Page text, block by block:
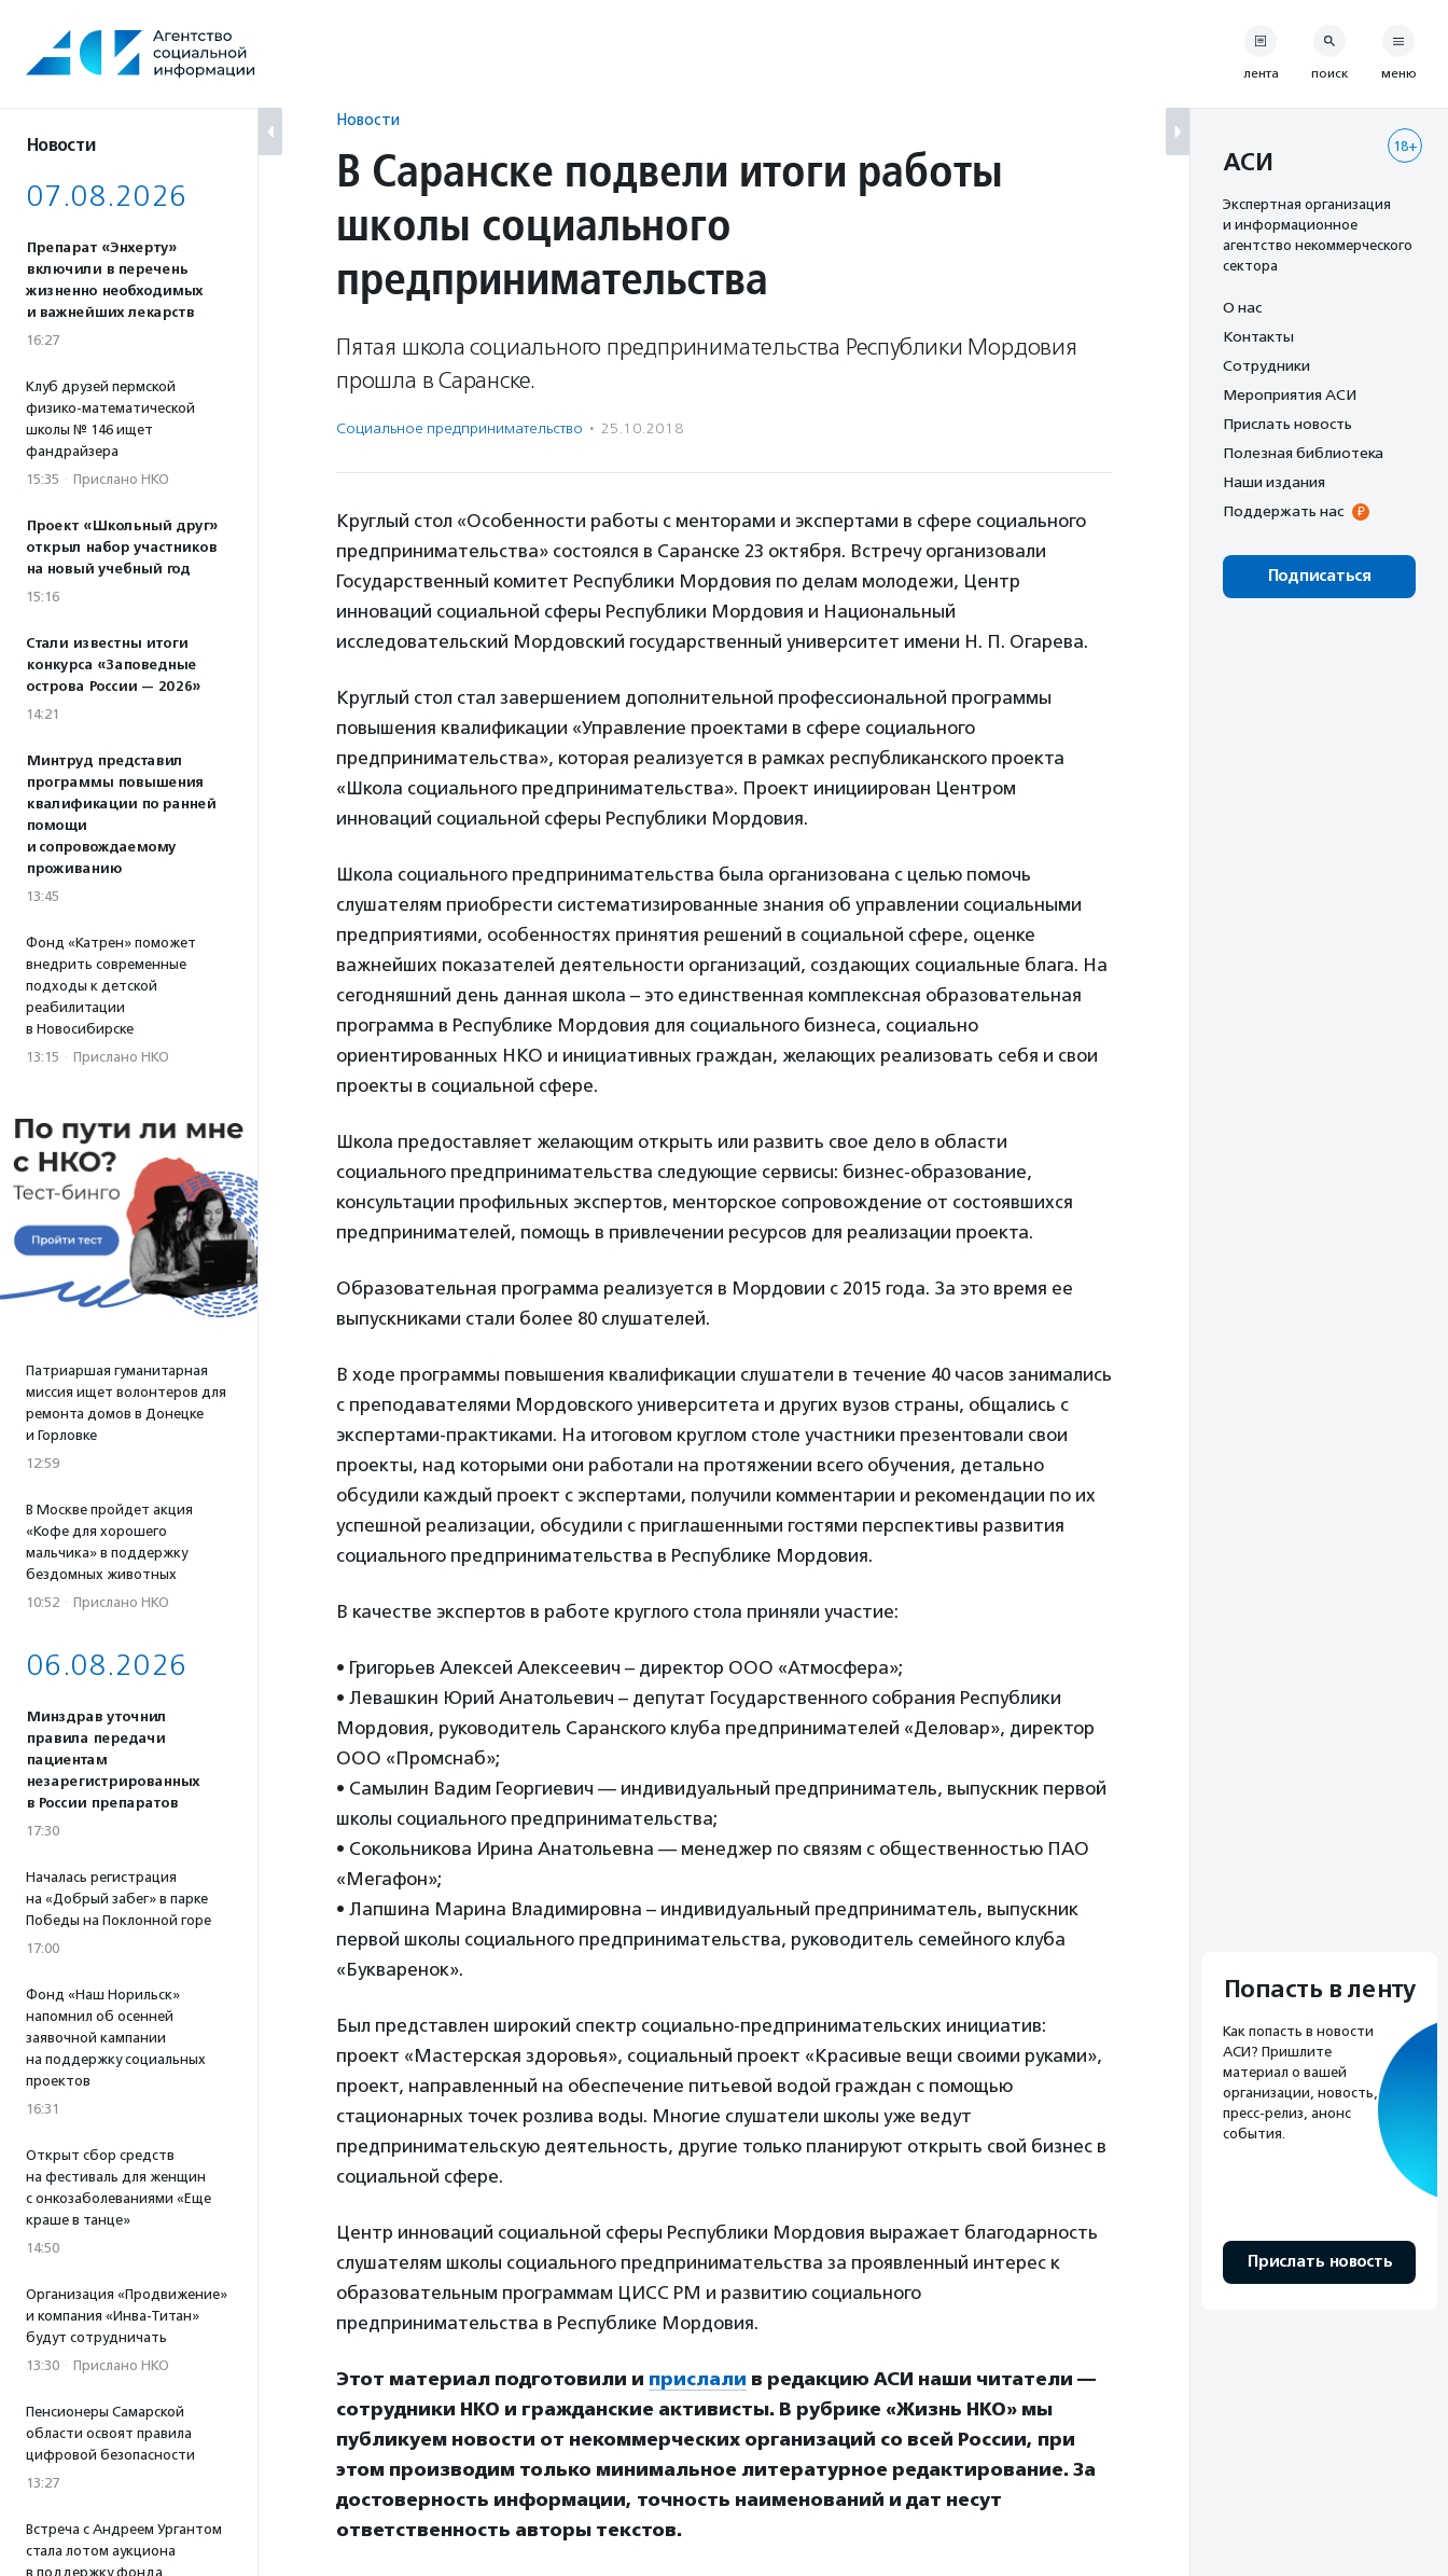
содержанию
Новости
07.08.2026
Препарат «Энхерту»
включили в перечень
жизненно необходимых
и важнейших лекарств
16:27
Клуб друзей пермской
физико-математической
школы № 146 ищет
фандрайзера
15:35 · Прислано НКО
Проект «Школьный друг»
открыл набор участников
на новый учебный год
15:16
Стали известны итоги
конкурса «Заповедные
острова России — 2026»
14:21
Минтруд представил
программы повышения
квалификации по ранней
помощи
и сопровождаемому
проживанию
13:45
Фонд «Катрен» поможет
внедрить современные
подходы к детской
реабилитации
в Новосибирске
13:15 · Прислано НКО
Патриаршая гуманитарная
миссия ищет волонтеров для
ремонта домов в Донецке
и Горловке
12:59
В Москве пройдет акция
«Кофе для хорошего
мальчика» в поддержку
бездомных животных
10:52 · Прислано НКО
06.08.2026
Минздрав уточнил
правила передачи
пациентам
незарегистрированных
в России препаратов
17:30
Началась регистрация
на «Добрый забег» в парке
Победы на Поклонной горе
17:00
Фонд «Наш Норильск»
напомнил об осенней
заявочной кампании
на поддержку социальных
проектов
16:31
Открыт сбор средств
на фестиваль для женщин
с онкозаболеваниями «Еще
краше в танце»
14:50
Организация «Продвижение»
и компания «Инва-Титан»
будут сотрудничать
13:30 · Прислано НКО
Пенсионеры Самарской
области освоят правила
цифровой безопасности
13:27
Встреча с Андреем Ургантом
стала лотом аукциона
в поддержку фонда
Новости
В Саранске подвели итоги работы
школы социального
предпринимательства
Пятая школа социального предпринимательства Республики Мордовия
прошла в Саранске.
Социальное предпри­нима­тель­ство · 25.10.2018
Круглый стол «Особенности работы с менторами и экспертами в сфере социального
предпринимательства» состоялся в Саранске 23 октября. Встречу организовали
Государственный комитет Республики Мордовия по делам молодежи, Центр
инноваций социальной сферы Республики Мордовия и Национальный
исследовательский Мордовский государственный университет имени Н. П. Огарева.
Круглый стол стал завершением дополнительной профессиональной программы
повышения квалификации «Управление проектами в сфере социального
предпринимательства», которая реализуется в рамках республиканского проекта
«Школа социального предпринимательства». Проект инициирован Центром
инноваций социальной сферы Республики Мордовия.
Школа социального предпринимательства была организована с целью помочь
слушателям приобрести систематизированные знания об управлении социальными
предприятиями, особенностях принятия решений в социальной сфере, оценке
важнейших показателей деятельности организаций, создающих социальные блага. На
сегодняшний день данная школа – это единственная комплексная образовательная
программа в Республике Мордовия для социального бизнеса, социально
ориентированных НКО и инициативных граждан, желающих реализовать себя и свои
проекты в социальной сфере.
Школа предоставляет желающим открыть или развить свое дело в области
социального предпринимательства следующие сервисы: бизнес-образование,
консультации профильных экспертов, менторское сопровождение от состоявшихся
предпринимателей, помощь в привлечении ресурсов для реализации проекта.
Образовательная программа реализуется в Мордовии с 2015 года. За это время ее
выпускниками стали более 80 слушателей.
В ходе программы повышения квалификации слушатели в течение 40 часов занимались
с преподавателями Мордовского университета и других вузов страны, общались с
экспертами-практиками. На итоговом круглом столе участники презентовали свои
проекты, над которыми они работали на протяжении всего обучения, детально
обсудили каждый проект с экспертами, получили комментарии и рекомендации по их
успешной реализации, обсудили с приглашенными гостями перспективы развития
социального предпринимательства в Республике Мордовия.
В качестве экспертов в работе круглого стола приняли участие:
• Григорьев Алексей Алексеевич – директор ООО «Атмосфера»;
• Левашкин Юрий Анатольевич – депутат Государственного собрания Республики
Мордовия, руководитель Саранского клуба предпринимателей «Деловар», директор
ООО «Промснаб»;
• Самылин Вадим Георгиевич — индивидуальный предприниматель, выпускник первой
школы социального предпринимательства;
• Сокольникова Ирина Анатольевна — менеджер по связям с общественностью ПАО
«Мегафон»;
• Лапшина Марина Владимировна – индивидуальный предприниматель, выпускник
первой школы социального предпринимательства, руководитель семейного клуба
«Букваренок».
Был представлен широкий спектр социально-предпринимательских инициатив:
проект «Мастерская здоровья», социальный проект «Красивые вещи своими руками»,
проект, направленный на обеспечение питьевой водой граждан с помощью
стационарных точек розлива воды. Многие слушатели школы уже ведут
предпринимательскую деятельность, другие только планируют открыть свой бизнес в
социальной сфере.
Центр инноваций социальной сферы Республики Мордовия выражает благодарность
слушателям школы социального предпринимательства за проявленный интерес к
образовательным программам ЦИСС РМ и развитию социального
предпринимательства в Республике Мордовия.
Этот материал подготовили и прислали в редакцию АСИ наши читатели —
сотрудники НКО и гражданские активисты. В рубрике «Жизнь НКО» мы
публикуем новости от некоммерческих организаций со всей России, при
этом производим только минимальное литературное редактирование. За
достоверность информации, точность наименований и дат несут
ответственность авторы текстов.
лента поиск меню
18+
АСИ
Экспертная организация
и информационное
агентство некоммерческого
сектора
О нас
Контакты
Сотрудники
Мероприятия АСИ
Прислать новость
Полезная библиотека
Наши издания
Поддержать нас
Подписаться
Попасть в ленту
Как попасть в новости
АСИ? Пришлите
материал о вашей
организации, новость,
пресс-релиз, анонс
события.
Прислать новость